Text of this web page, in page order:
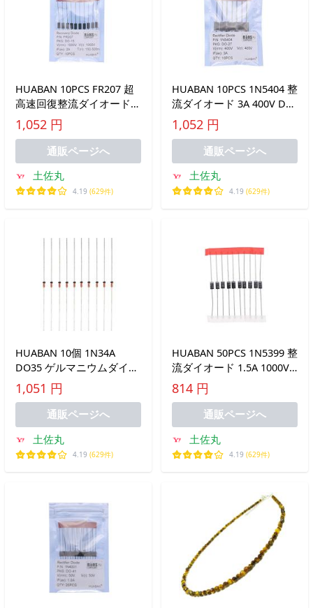
HUABAN 10PCS FR207 超
高速回復整流ダイオード
2A 1000V 150-500ns DO-
15 (DO-204AC) Axial 2
1,052 円
通販ページへ
土佐丸
4.19 (629件)
HUABAN 10PCS 1N5404 整
流ダイオード 3A 400V DO-
201AD (DO-27) Axial 5404
3 Amp 400 V
1,052 円
通販ページへ
土佐丸
4.19 (629件)
HUABAN 10個 1N34A
DO35 ゲルマニウムダイオ
ード
1,051 円
通販ページへ
土佐丸
4.19 (629件)
HUABAN 50PCS 1N5399 整
流ダイオード 1.5A 1000V
DO-15 (DO-204AC) Axial
5399 1.5 Amp
814 円
通販ページへ
土佐丸
4.19 (629件)